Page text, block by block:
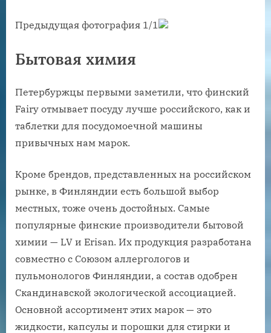
Предыдущая фотография 1/1
Бытовая химия
Петербуржцы первыми заметили, что финский
Fairy отмывает посуду лучше российского, как и
таблетки для посудомоечной машины
привычных нам марок.
Кроме брендов, представленных на российском
рынке, в Финляндии есть большой выбор
местных, тоже очень достойных. Самые
популярные финские производители бытовой
химии — LV и Erisan. Их продукция разработана
совместно с Союзом аллергологов и
пульмонологов Финляндии, а состав одобрен
Скандинавской экологической ассоциацией.
Основной ассортимент этих марок — это
жидкости, капсулы и порошки для стирки и